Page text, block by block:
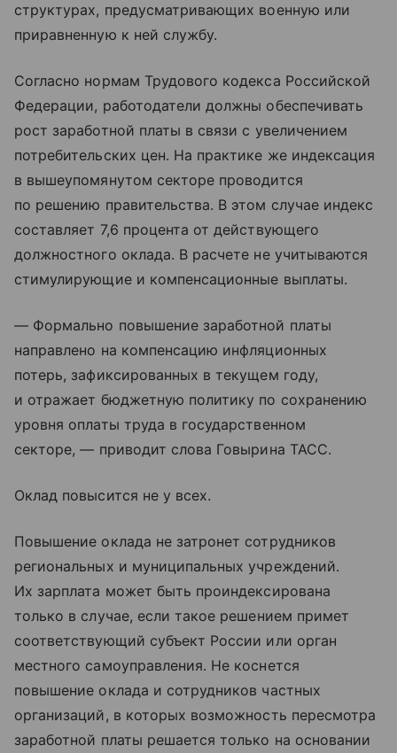
структурах, предусматривающих военную или
приравненную к ней службу.
Согласно нормам Трудового кодекса Российской
Федерации, работодатели должны обеспечивать
рост заработной платы в связи с увеличением
потребительских цен. На практике же индексация
в вышеупомянутом секторе проводится
по решению правительства. В этом случае индекс
составляет 7,6 процента от действующего
должностного оклада. В расчете не учитываются
стимулирующие и компенсационные выплаты.
— Формально повышение заработной платы
направлено на компенсацию инфляционных
потерь, зафиксированных в текущем году,
и отражает бюджетную политику по сохранению
уровня оплаты труда в государственном
секторе, — приводит слова Говырина ТАСС.
Оклад повысится не у всех.
Повышение оклада не затронет сотрудников
региональных и муниципальных учреждений.
Их зарплата может быть проиндексирована
только в случае, если такое решением примет
соответствующий субъект России или орган
местного самоуправления. Не коснется
повышение оклада и сотрудников частных
организаций, в которых возможность пересмотра
заработной платы решается только на основании